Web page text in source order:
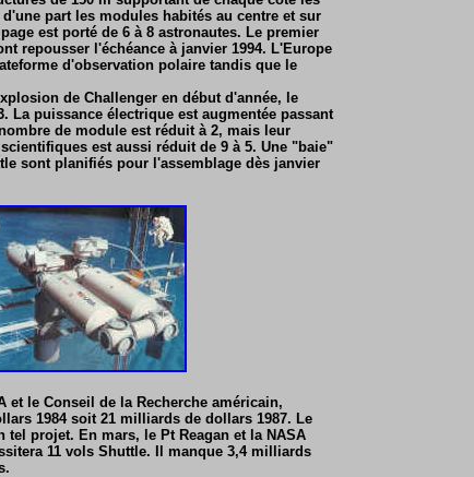
part les modules habités au centre et sur
est porté de 6 à 8 astronautes. Le premier
repousser l'échéance à janvier 1994. L'Europe
d'observation polaire tandis que le
de Challenger en début d'année, le
La puissance électrique est augmentée passant
de module est réduit à 2, mais leur
est aussi réduit de 9 à 5. Une "baie"
sont planifiés pour l'assemblage dès janvier
et le Conseil de la Recherche américain,
1984 soit 21 milliards de dollars 1987. Le
projet. En mars, le Pt Reagan et la NASA
11 vols Shuttle. Il manque 3,4 milliards